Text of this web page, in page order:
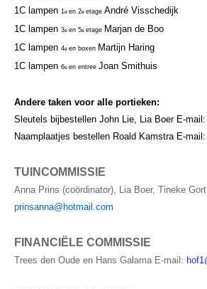
Stadsvilla C
Stadsvilla D
Documenten
Parkeergarage
Veel gestelde vragen
Parkeerplek te koop
Parkeerplek te huur
1C lampen 1e en 2e etage André Visschedijk
1C lampen 3e en 5e etage Marjan de Boo
1C lampen 4e en boxen Martijn Haring
1C lampen 6e en entree Joan Smithuis
Andere taken voor alle portieken:
Sleutels bijbestellen John Lie, Lia Boer E-mail:
Naamplaatjes bestellen Roald Kamstra E-mail:
TUINCOMMISSIE
Anna Prins (coördinator), Lia Boer, Tineke Gort
prinsanna@hotmail.com
FINANCIËLE COMMISSIE
Trees den Oude en Hans Galama E-mail: